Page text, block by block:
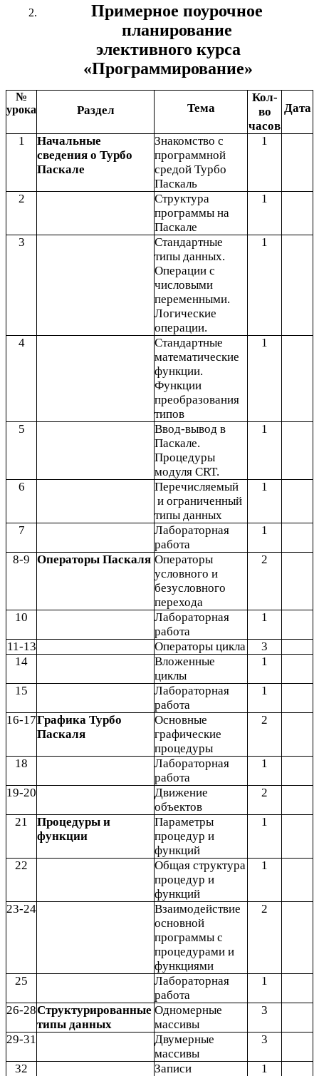
Примерное поурочное
планирование
элективного курса
«Программирование»
№
урока
Раздел Тема
Кол-
во
часов
Дата
1
Начальные
сведения о Турбо
Паскале
Знакомство с
программной
средой Турбо
Паскаль
1
2
Структура
программы на
Паскале
1
3
Стандартные
типы данных.
Операции с
числовыми
переменными.
Логические
операции.
1
4
Стандартные
математические
функции.
Функции
преобразования
типов
1
5
Ввод-вывод в
Паскале.
Процедуры
модуля CRT.
1
6
Перечисляемый
и ограниченный
типы данных
1
7
Лабораторная
работа
1
8-9 Операторы Паскаля Операторы
условного и
безусловного
перехода
2
10
Лабораторная
работа
1
11-13 Операторы цикла
3
14
Вложенные
циклы
1
15
Лабораторная
работа
1
16-17Графика Турбо
Паскаля
Основные
графические
процедуры
2
18
Лабораторная
работа
1
19-20
Движение
объектов
2
21
Процедуры и
функции
Параметры
процедур и
функций
1
22
Общая структура
процедур и
функций
1
23-24
Взаимодействие
основной
программы с
процедурами и
функциями
2
25
Лабораторная
работа
1
26-28Структурированные
типы данных
Одномерные
массивы
3
29-31
Двумерные
массивы
3
32 Записи 1